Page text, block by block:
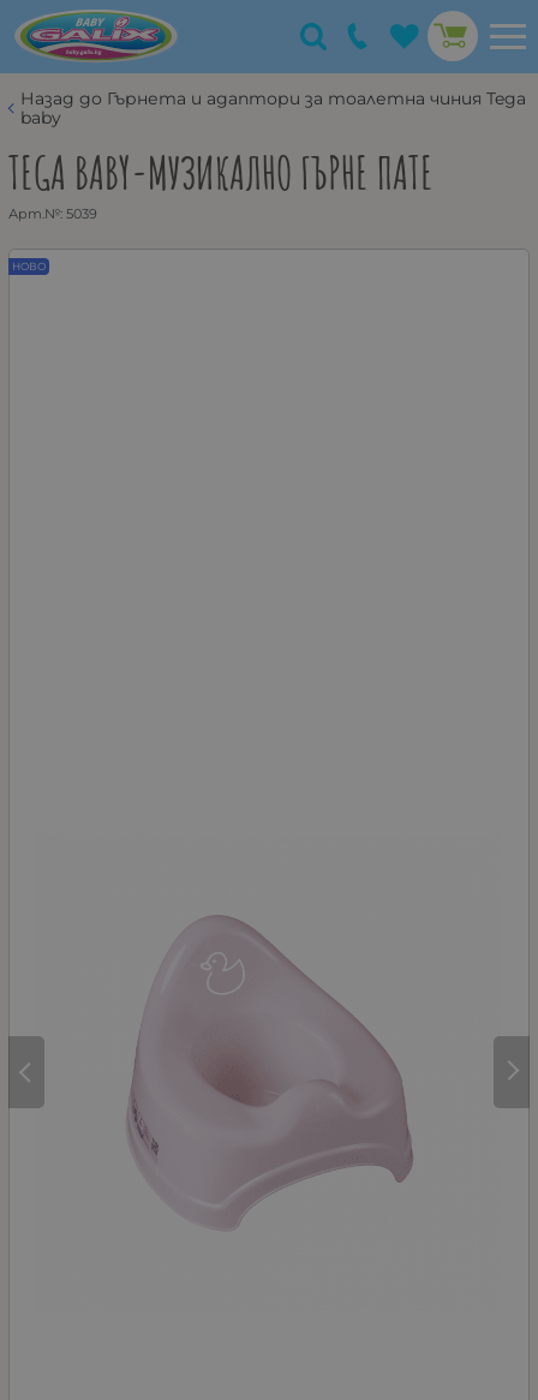
Назад до Гърнета и адаптори за тоалетна чиния Tega
baby
TEGA BABY-МУЗИКАЛНО ГЪРНЕ ПАТЕ
Арт.№: 5039
НОВО